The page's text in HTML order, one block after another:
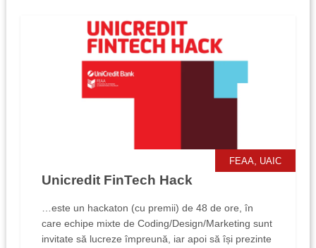
FEAA, UAIC
Unicredit FinTech Hack
…este un hackaton (cu premii) de 48 de ore, în
care echipe mixte de Coding/Design/Marketing sunt
invitate să lucreze împreună, iar apoi să își prezinte